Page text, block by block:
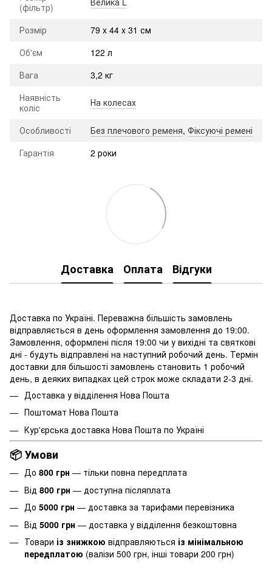
(фільтр)
Розмір
79 x 44 x 31 см
Об'єм
122 л
Вага
3,2 кг
Наявність
коліс
На колесах
Особливості Без плечового ременя, Фіксуючі ремені
Гарантія
2 роки
Доставка Оплата Відгуки
Доставка по Україні. Переважна більшість замовлень
відправляється в день оформлення замовлення до 19:00.
Замовлення, оформлені після 19:00 чи у вихідні та святкові
дні - будуть відправлені на наступний робочий день. Термін
доставки для більшості замовлень становить 1 робочий
день, в деяких випадках цей строк може складати 2-3 дні.
Доставка у відділення Нова Пошта
Поштомат Нова Пошта
Кур'єрська доставка Нова Пошта по Україні
📦 Умови
До 800 грн — тільки повна передплата
Від 800 грн — доступна післяплата
До 5000 грн — доставка за тарифами перевізника
Від 5000 грн — доставка у відділення безкоштовна
Товари із знижкою відправляються із мінімальною
передплатою (валізи 500 грн, інші товари 200 грн)